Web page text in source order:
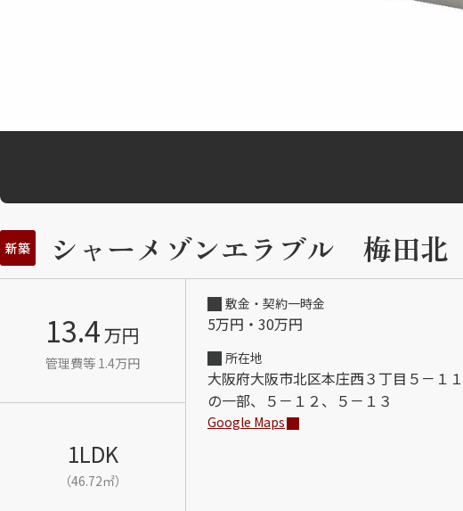
新築 シャーメゾンエラブル 梅田北
13.4万円
管理費等 1.4万円
1LDK
（46.72㎡）
敷金・契約一時金
5万円・30万円
所在地
大阪府大阪市北区本庄西３丁目５－１１
の一部、５－１２、５－１３
Google Maps